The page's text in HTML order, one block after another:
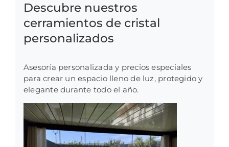
Descubre nuestros
cerramientos de cristal
personalizados
Asesoría personalizada y precios especiales
para crear un espacio lleno de luz, protegido y
elegante durante todo el año.